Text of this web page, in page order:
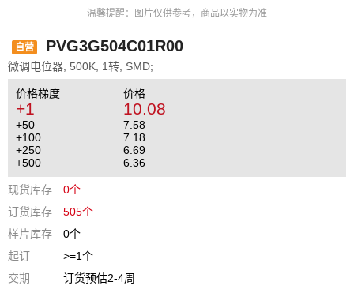
温馨提醒：图片仅供参考，商品以实物为准
自营 PVG3G504C01R00
微调电位器, 500K, 1转, SMD;
价格梯度 价格
+1 10.08
+50
7.58
+100
7.18
+250
6.69
+500
6.36
现货库存
0个
订货库存
505个
样片库存
0个
起订
>=1个
交期
订货预估2-4周